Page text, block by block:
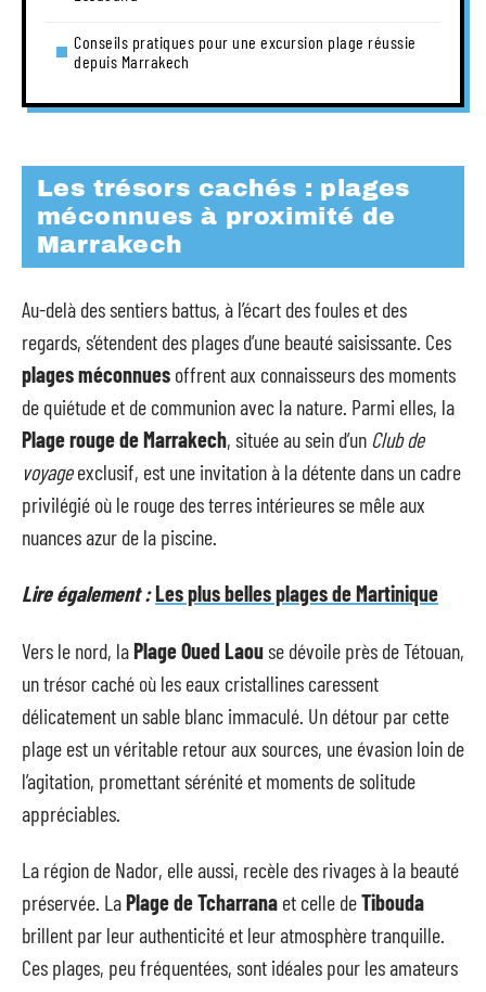
Conseils pratiques pour une excursion plage réussie
depuis Marrakech
Les trésors cachés : plages
méconnues à proximité de
Marrakech
Au-delà des sentiers battus, à l’écart des foules et des
regards, s’étendent des plages d’une beauté saisissante. Ces
plages méconnues offrent aux connaisseurs des moments
de quiétude et de communion avec la nature. Parmi elles, la
Plage rouge de Marrakech, située au sein d’un Club de
voyageexclusif, est une invitation à la détente dans un cadre
privilégié où le rouge des terres intérieures se mêle aux
nuances azur de la piscine.
Lire également :Les plus belles plages de Martinique
Vers le nord, laPlage Oued Laouse dévoile près de Tétouan,
un trésor caché où les eaux cristallines caressent
délicatement un sable blanc immaculé. Un détour par cette
plage est un véritable retour aux sources, une évasion loin de
l’agitation, promettant sérénité et moments de solitude
appréciables.
La région de Nador, elle aussi, recèle des rivages à la beauté
préservée. LaPlage de Tcharrana et celle deTibouda
brillent par leur authenticité et leur atmosphère tranquille.
Ces plages, peu fréquentées, sont idéales pour les amateurs